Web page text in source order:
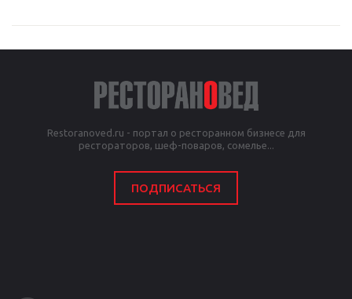
Restoranoved.ru - портал о ресторанном бизнесе для
рестораторов, шеф-поваров, сомелье...
ПОДПИСАТЬСЯ